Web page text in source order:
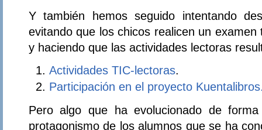
Y también hemos seguido intentando
evitando que los chicos realicen un
y haciendo que las actividades lectoras
Actividades TIC-lectoras.
Participación en el proyecto
Pero algo que ha evolucionado de
protagonismo de los alumnos que se ha